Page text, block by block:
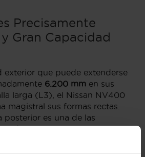
Precisamente
Gran Capacidad
exterior que puede extenderse
6.200 mm en sus
larga (L3), el Nissan NV400
magistral sus formas rectas.
posterior es una de las
del transporte logístico,
cúbicosen configuraciones